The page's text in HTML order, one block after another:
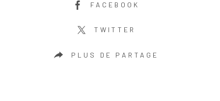
FACEBOOK
TWITTER
PLUS DE PARTAGE